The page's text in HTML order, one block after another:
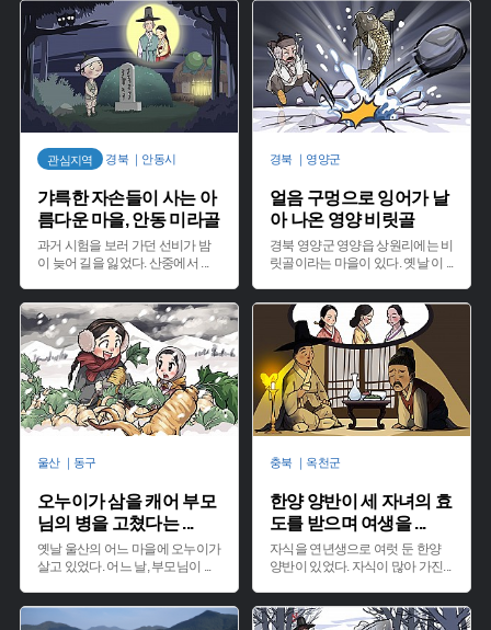
관심지역 경북 ｜안동시
갸륵한 자손들이 사는 아
름다운 마을, 안동 미라골
과거 시험을 보러 가던 선비가 밤
이 늦어 길을 잃었다. 산중에서 ...
경북 ｜영양군
얼음 구멍으로 잉어가 날
아 나온 영양 비릿골
경북 영양군 영양읍 상원리에는 비
릿골이라는 마을이 있다. 옛날 이 ...
울산 ｜동구
오누이가 삼을 캐어 부모
님의 병을 고쳤다는...
옛날 울산의 어느 마을에 오누이가
살고 있었다. 어느 날, 부모님이 ...
충북 ｜옥천군
한양 양반이 세 자녀의 효
도를 받으며 여생을...
자식을 연년생으로 여럿 둔 한양
양반이 있었다. 자식이 많아 가진...